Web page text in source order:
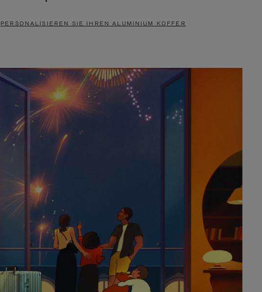
PERSONALISIEREN SIE IHREN ALUMINIUM KOFFER